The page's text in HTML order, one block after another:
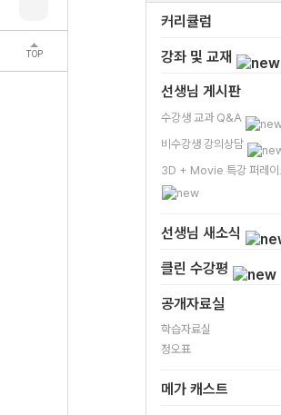
TOP
커리큘럼
강좌 및 교재
선생님 게시판
수강생 교과 Q&A
비수강생 강의상담
3D + Movie 특강 퍼레이
선생님 새소식
클린 수강평
공개자료실
학습자료실
정오표
메가 캐스트